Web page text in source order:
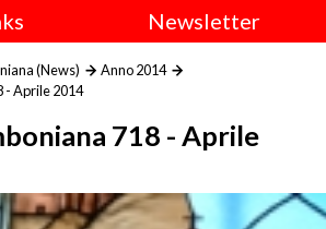
Newsletter
(News)
Anno 2014
- Aprile 2014
718 - Aprile